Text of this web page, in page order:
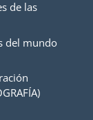
de las
del mundo